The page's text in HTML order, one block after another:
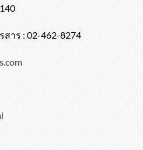
าร : 02-462-8274